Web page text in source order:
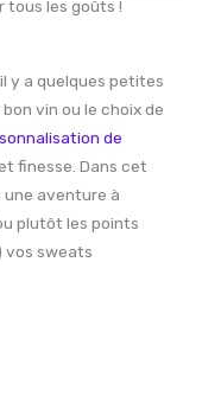
tous les goûts !
y a quelques petites
vin ou le choix de
de
finesse. Dans cet
une aventure à
plutôt les points
vos sweats